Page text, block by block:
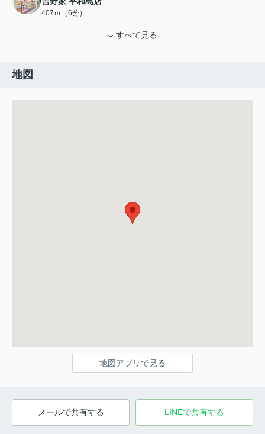
407ｍ（6分）
すべて見る
地図
地図アプリで見る
メールで共有する LINEで共有する